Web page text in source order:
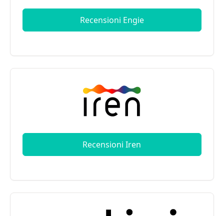
Recensioni Engie
Recensioni Iren